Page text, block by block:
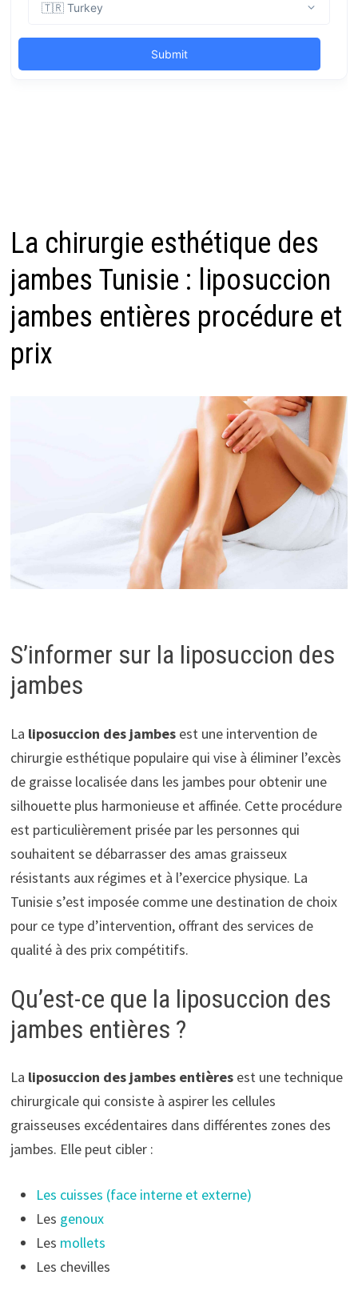
La chirurgie esthétique des
jambes Tunisie : liposuccion
jambes entières procédure et
prix
S’informer sur la liposuccion des
jambes
La liposuccion des jambesest une intervention de
chirurgie esthétique populaire qui vise à éliminer l’excès
de graisse localisée dans les jambes pour obtenir une
silhouette plus harmonieuse et affinée. Cette procédure
est particulièrement prisée par les personnes qui
souhaitent se débarrasser des amas graisseux
résistants aux régimes et à l’exercice physique. La
Tunisie s’est imposée comme une destination de choix
pour ce type d’intervention, offrant des services de
qualité à des prix compétitifs.
Qu’est-ce que la liposuccion des
jambes entières ?
La liposuccion des jambes entières est une technique
chirurgicale qui consiste à aspirer les cellules
graisseuses excédentaires dans différentes zones des
jambes. Elle peut cibler :
Les cuisses (face interne et externe)
Les genoux
Les mollets
Les chevilles